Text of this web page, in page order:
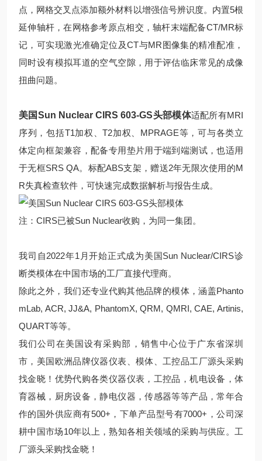
点，网格交叉点添加额外材料以增强信号辨识度。内置5根
延伸轴杆，在网格参考原点相交，轴杆末端配备CT/MR标
记，可实现激光准确定位及CT与MR图像集的精准配准，
同时设有模拟耳道的空气空隙，用于评估临床常见的成像
扭曲问题。
美国Sun Nuclear CIRS 603-GS头部模体适配所有MRI
序列，包括T1加权、T2加权、MPRAGE等，可与各类立
体定向框架兼容，配备专用垫片用于端到端测试，也适用
于无框SRS QA。标配ABS支架，赠送2年无限次使用的M
R失真检查软件，可快速完成数据解析与报告生成。
注：CIRS已被Sun Nuclear收购，为同一集团。
我司自2022年1月开始正式成为美国Sun Nuclear/CIRS诊
断类模体在中国市场的工厂直接代理商。
除此之外，我们还专业代购其他品牌的模体，涵盖Phanto
mLab, ACR, JJ&A, PhantomX, QRM, QMRI, CAE, Artinis,
QUART等等。
我们公司在美国设有采购部，销售中心位于广东省深圳
市，美国欧洲品牌仪器仪表、模体、工控品工厂源头采购
找金晓！优势代购各类仪器仪表，工控品，机电设备，体
育器械，厨房设备，静电仪器，传感器等等产品，常年合
作的国外供应商有500+，下单产品型号有7000+，公司深
耕中国市场10年以上，熟知各相关领域的采购与供应。工
厂源头采购找金晓！